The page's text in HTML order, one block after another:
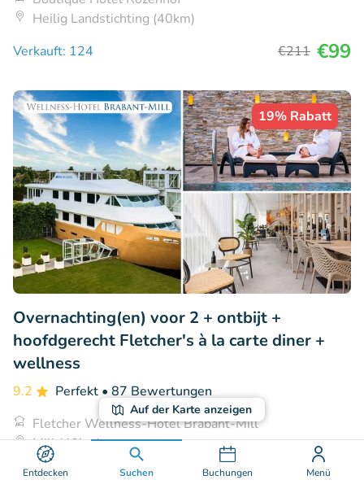
Entdecken Suchen Buchungen Menü
Auf der Karte anzeigen
Heilig Landstichting (40km)
Verkauft: 124
€211 €99
19% Rabatt
Overnachting(en) voor 2 + ontbijt +
hoofdgerecht Fletcher's à la carte diner +
wellness
9.2 Perfekt • 87 Bewertungen
Fletcher Wellness-Hotel Brabant-Mill
Mill (40km)
Verkauft: 49
€169